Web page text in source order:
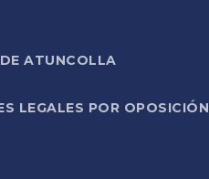
ATUNCOLLA
LEGALES POR OPOSICIÓN